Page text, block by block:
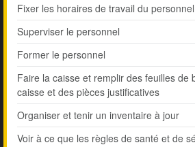
Fixer les horaires de travail du personnel
Superviser le personnel
Former le personnel
Faire la caisse et remplir des feuilles de
caisse et des pièces justificatives
Organiser et tenir un inventaire à jour
Voir à ce que les règles de santé et de